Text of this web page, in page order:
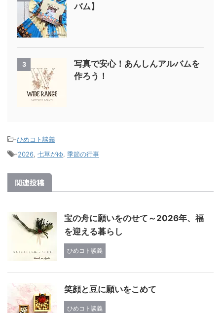
バム】
3
写真で安心！あんしんアルバムを
作ろう！
-ひめコト談義
-2026 七草がゆ 季節の行事
関連投稿
宝の舟に願いをのせて～2026年、福
を迎える暮らし
ひめコト談義
笑顔と豆に願いをこめて
ひめコト談義